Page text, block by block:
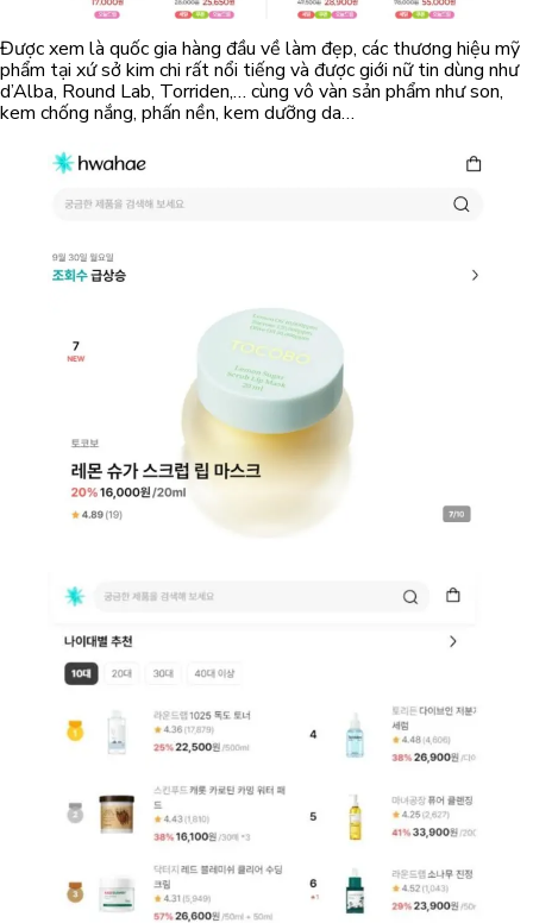
Được xem là quốc gia hàng đầu về làm đẹp, các thương hiệu mỹ
phẩm tại xứ sở kim chi rất nổi tiếng và được giới nữ tin dùng như
d’Alba, Round Lab, Torriden,… cùng vô vàn sản phẩm như son,
kem chống nắng, phấn nền, kem dưỡng da…